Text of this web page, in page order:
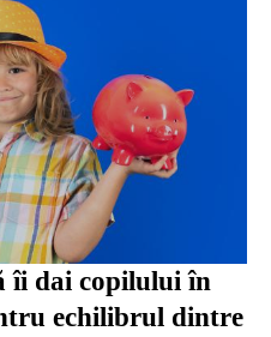
îi dai copilului în
echilibrul dintre